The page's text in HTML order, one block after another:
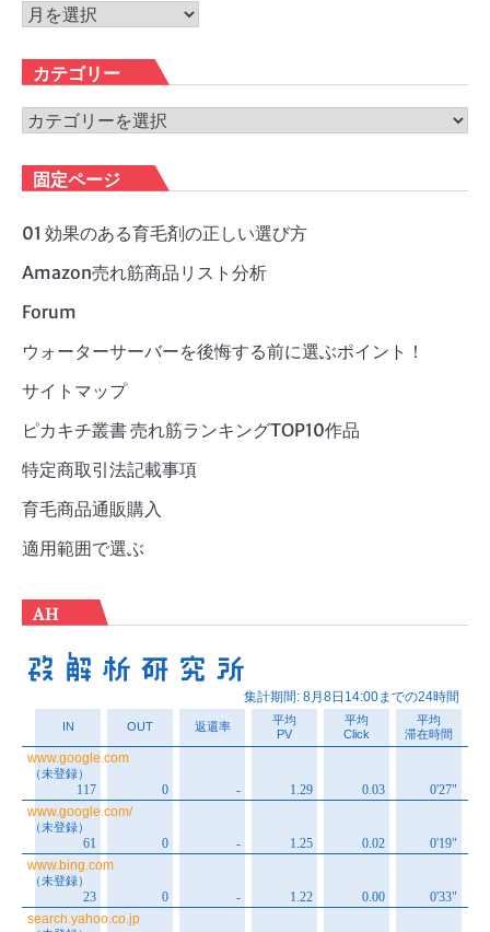
ア
カ
イ
ブ
カテゴリー
カ
ゴ
リ
ー
固定ページ
01 効果のある育毛剤の正しい選び方
Amazon売れ筋商品リスト分析
Forum
ウォーターサーバーを後悔する前に選ぶポイント！
サイトマップ
ピカキチ叢書 売れ筋ランキングTOP10作品
特定商取引法記載事項
育毛商品通販購入
適用範囲で選ぶ
AH